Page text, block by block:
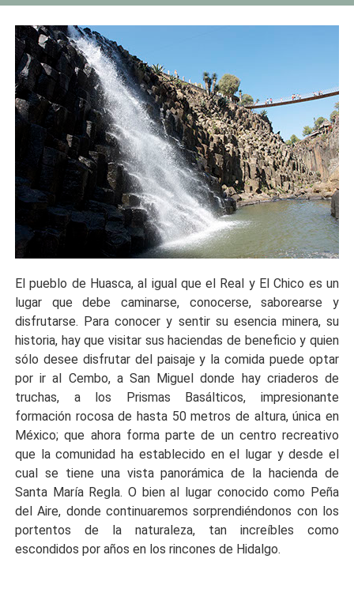
El pueblo de Huasca, al igual que el Real y El Chico es un
lugar que debe caminarse, conocerse, saborearse y
disfrutarse. Para conocer y sentir su esencia minera, su
historia, hay que visitar sus haciendas de beneficio y quien
sólo desee disfrutar del paisaje y la comida puede optar
por ir al Cembo, a San Miguel donde hay criaderos de
truchas, a los Prismas Basálticos, impresionante
formación rocosa de hasta 50 metros de altura, única en
México; que ahora forma parte de un centro recreativo
que la comunidad ha establecido en el lugar y desde el
cual se tiene una vista panorámica de la hacienda de
Santa María Regla. O bien al lugar conocido como Peña
del Aire, donde continuaremos sorprendiéndonos con los
portentos de la naturaleza, tan increíbles como
escondidos por años en los rincones de Hidalgo.